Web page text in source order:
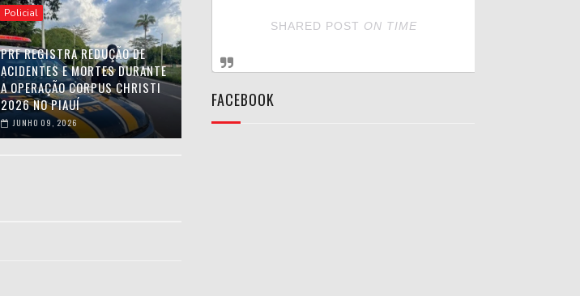
Policial
PRF REGISTRA REDUÇÃO DE
ACIDENTES E MORTES DURANTE
A OPERAÇÃO CORPUS CHRISTI
2026 NO PIAUÍ
JUNHO 09, 2026
SHARED POST ON TIME
FACEBOOK